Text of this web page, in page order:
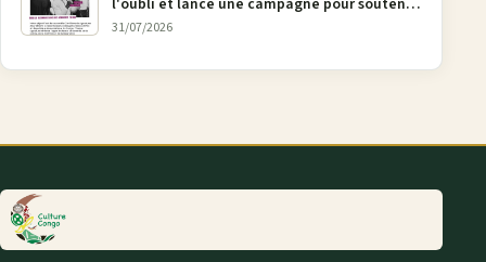
la pétition FONAREV depuis Bruxelles
31/07/2026